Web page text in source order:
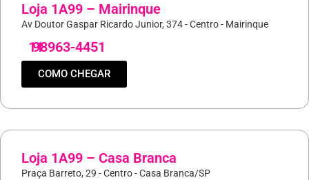
Loja 1A99 – Mairinque
Av Doutor Gaspar Ricardo Junior, 374 - Centro - Mairinque
11
98963-4451
COMO CHEGAR
Loja 1A99 – Casa Branca
Praça Barreto, 29 - Centro - Casa Branca/SP